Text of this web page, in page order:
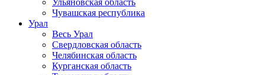
Ульяновская область
Чувашская республика
Урал
Весь Урал
Свердловская область
Челябинская область
Курганская область